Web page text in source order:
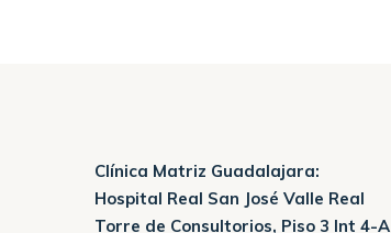
Clínica Matriz Guadalajara:
Hospital Real San José Valle Real
Torre de Consultorios, Piso 3 Int 4-A